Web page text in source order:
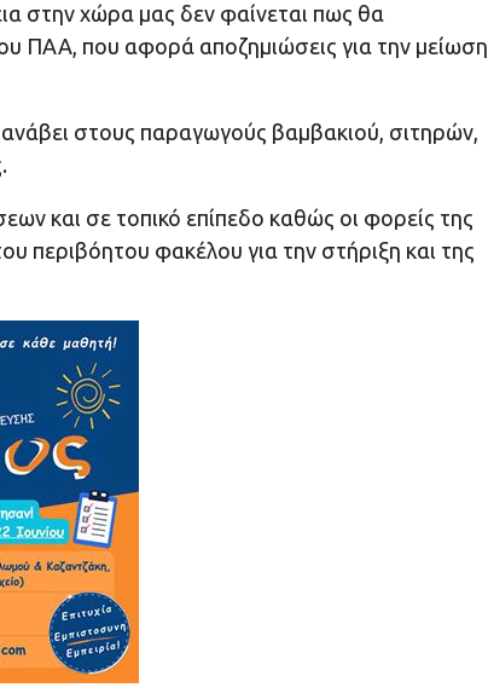
στην χώρα μας δεν φαίνεται πως θα
ΠΑΑ, που αφορά αποζημιώσεις για την μείωση
στους παραγωγούς βαμβακιού, σιτηρών,
και σε τοπικό επίπεδο καθώς οι φορείς της
περιβόητου φακέλου για την στήριξη και της